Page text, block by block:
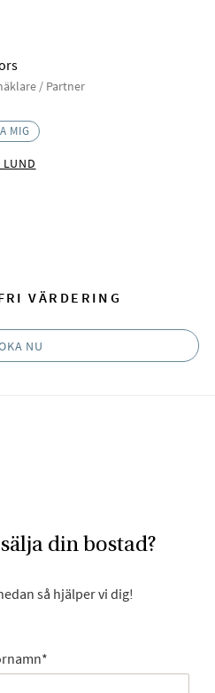
/ Partner
MIG
LUND
VÄRDERING
NU
din bostad?
så hjälper vi dig!
*